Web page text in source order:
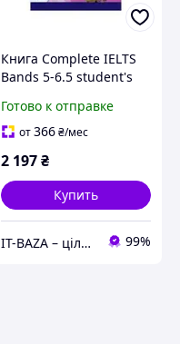
Книга Complete IELTS
Bands 5-6.5 student's
CD-ROM and Audio CDs
(9780521179539)
Готово к отправке
от366₴/мес
2 197₴
Купить
IT-BAZA – ціла база потрібних речей для всієї родини 99%